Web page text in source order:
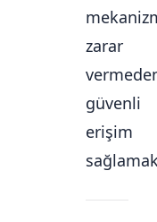
zarar
güvenli
erişim